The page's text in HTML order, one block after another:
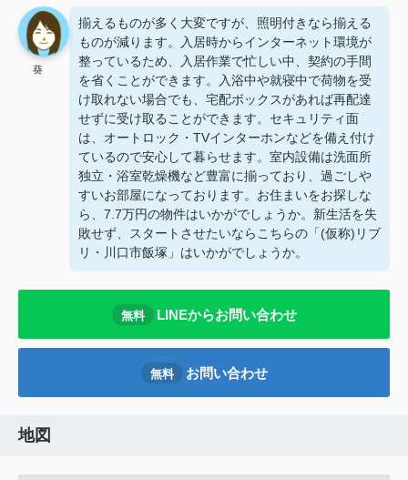
葵
揃えるものが多く大変ですが、照明付きなら揃える
ものが減ります。入居時からインターネット環境が
整っているため、入居作業で忙しい中、契約の手間
を省くことができます。入浴中や就寝中で荷物を受
け取れない場合でも、宅配ボックスがあれば再配達
せずに受け取ることができます。セキュリティ面
は、オートロック・TVインターホンなどを備え付け
ているので安心して暮らせます。室内設備は洗面所
独立・浴室乾燥機など豊富に揃っており、過ごしや
すいお部屋になっております。お住まいをお探しな
ら、7.7万円の物件はいかがでしょうか。新生活を失
敗せず、スタートさせたいならこちらの「(仮称)リブ
リ・川口市飯塚」はいかがでしょうか。
無料 LINEからお問い合わせ
無料 お問い合わせ
地図